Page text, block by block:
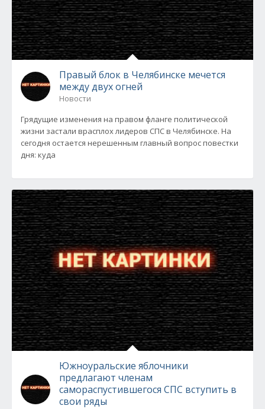
Правый блок в Челябинске мечется
между двух огней
Новости
Грядущие изменения на правом фланге политической
жизни застали врасплох лидеров СПС в Челябинске. На
сегодня остается нерешенным главный вопрос повестки
дня: куда
Южноуральские яблочники
предлагают членам
самораспустившегося СПС вступить в
свои ряды